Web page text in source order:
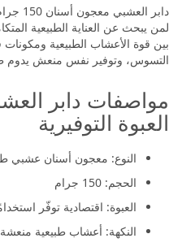
دابر
لمن يبحث عن العناية الطبيعية
بين قوة الأعشاب الطبيعية ومكونات
التسوس، وتوفير نفس منعش يدوم
مواصفات دابر
العبوة التوفيرية
النوع: معجون أسنان عشبي
الحجم: 150 جرام
العبوة: اقتصادية توفّر
النكهة: أعشاب طبيعية منعشة